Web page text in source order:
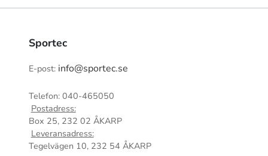
Sportec
E-post: info@sportec.se
Telefon: 040-465050
Postadress:
Box 25, 232 02 ÅKARP
Leveransadress:
Tegelvägen 10, 232 54 ÅKARP